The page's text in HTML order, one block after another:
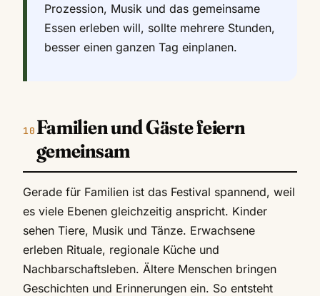
Prozession, Musik und das gemeinsame
Essen erleben will, sollte mehrere Stunden,
besser einen ganzen Tag einplanen.
Familien und Gäste feiern
gemeinsam
Gerade für Familien ist das Festival spannend, weil
es viele Ebenen gleichzeitig anspricht. Kinder
sehen Tiere, Musik und Tänze. Erwachsene
erleben Rituale, regionale Küche und
Nachbarschaftsleben. Ältere Menschen bringen
Geschichten und Erinnerungen ein. So entsteht